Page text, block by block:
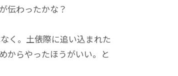
伝わったかな？
く。土俵際に追い込まれた
からやったほうがいい。と